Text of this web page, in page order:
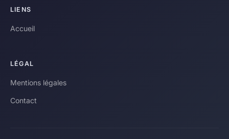
LIENS
Accueil
LÉGAL
Mentions légales
Contact